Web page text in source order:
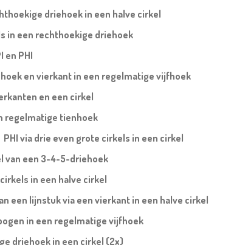
driehoek in een halve cirkel
in een rechthoekige driehoek
en PHI
en vierkant in een regelmatige vijfhoek
en een cirkel
regelmatige tienhoek
PHI via drie even grote cirkels in een cirkel
van een 3-4-5-driehoek
in een halve cirkel
een lijnstuk via een vierkant in een halve cirkel
in een regelmatige vijfhoek
driehoek in een cirkel (2x)